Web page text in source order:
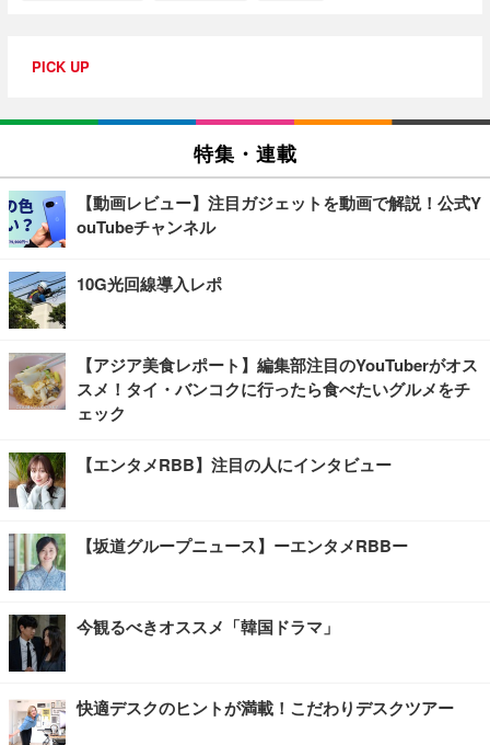
PICK UP
特集・連載
【動画レビュー】注目ガジェットを動画で解説！公式Y
ouTubeチャンネル
10G光回線導入レポ
【アジア美食レポート】編集部注目のYouTuberがオス
スメ！タイ・バンコクに行ったら食べたいグルメをチ
ェック
【エンタメRBB】注目の人にインタビュー
【坂道グループニュース】ーエンタメRBBー
今観るべきオススメ「韓国ドラマ」
快適デスクのヒントが満載！こだわりデスクツアー